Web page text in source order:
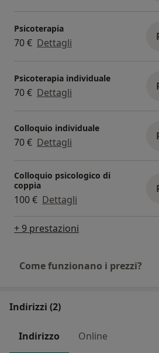
Psicoterapia
70 € Dettagli
Psicoterapia individuale
70 € Dettagli
Colloquio individuale
70 € Dettagli
Colloquio psicologico di
coppia
100 € Dettagli
+ 9 prestazioni
Come funzionano i prezzi?
Indirizzi (2)
Indirizzo Online